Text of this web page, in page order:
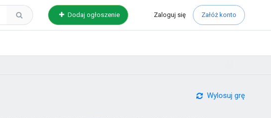
Dodaj ogłoszenie Zaloguj się Załóż konto
Wylosuj grę